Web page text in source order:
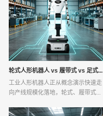
轮式人形机器人 vs 履带式 vs 足式...
工业人形机器人正从概念演示快速走
向产线规模化落地，轮式、履带式...